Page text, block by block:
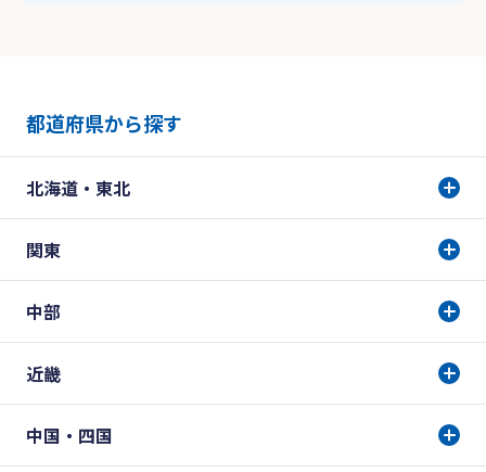
都道府県から探す
北海道・東北
関東
中部
近畿
中国・四国